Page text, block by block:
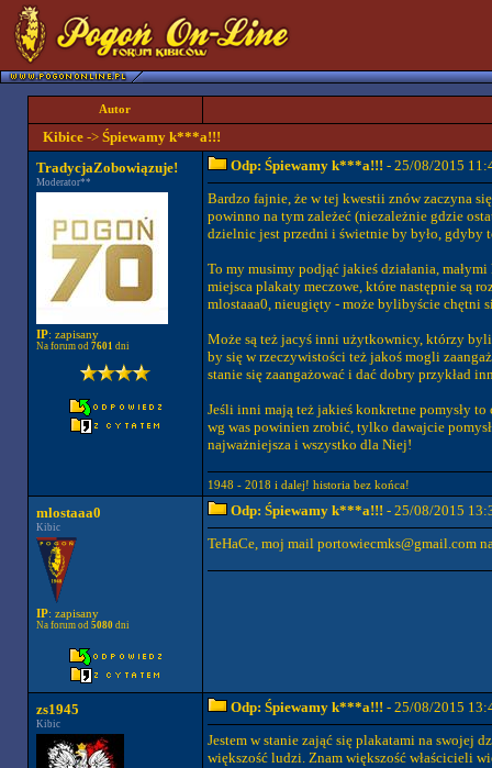
Autor
Kibice-> Śpiewamy k***a!!!
TradycjaZobowiązuje!
Moderator**
IP: zapisany
Na forum od 7601 dni
Odp: Śpiewamy k***a!!! - 25/08/2015
Bardzo fajnie, że w tej kwestii znów zaczyna
powinno na tym zależeć (niezależnie gdzie
dzielnic jest przedni i świetnie by było, gdyby
To my musimy podjąć jakieś działania,
miejsca plakaty meczowe, które następnie są
mlostaaa0, nieugięty - może bylibyście chętni
Może są też jacyś inni użytkownicy, którzy
by się w rzeczywistości też jakoś mogli
stanie się zaangażować i dać dobry przykład
Jeśli inni mają też jakieś konkretne pomysły
wg was powinien zrobić, tylko dawajcie
najważniejsza i wszystko dla Niej!
1948 - 2018 i dalej! historia bez końca!
mlostaaa0
Kibic
IP: zapisany
Na forum od 5080dni
Odp: Śpiewamy k***a!!! - 25/08/2015
TeHaCe, moj mail portowiecmks@gmail.com
zs1945
Kibic
Odp: Śpiewamy k***a!!! - 25/08/2015
Jestem w stanie zająć się plakatami na swojej
większość ludzi. Znam większość właścicieli